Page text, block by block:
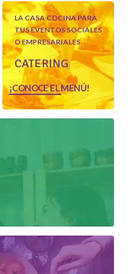
LA CASA COCINA PARA
TUS EVENTOS SOCIALES
O EMPRESARIALES
CATERING
¡CONOCE EL MENÚ!